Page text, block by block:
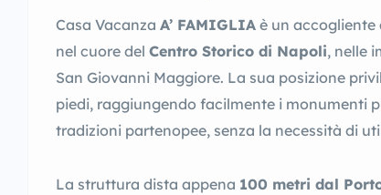
Casa Vacanza A’ FAMIGLIA è un accogliente
nel cuore del Centro Storico di Napoli, nelle
San Giovanni Maggiore. La sua posizione
piedi, raggiungendo facilmente i monumenti
tradizioni partenopee, senza la necessità di
La struttura dista appena 100 metri dal